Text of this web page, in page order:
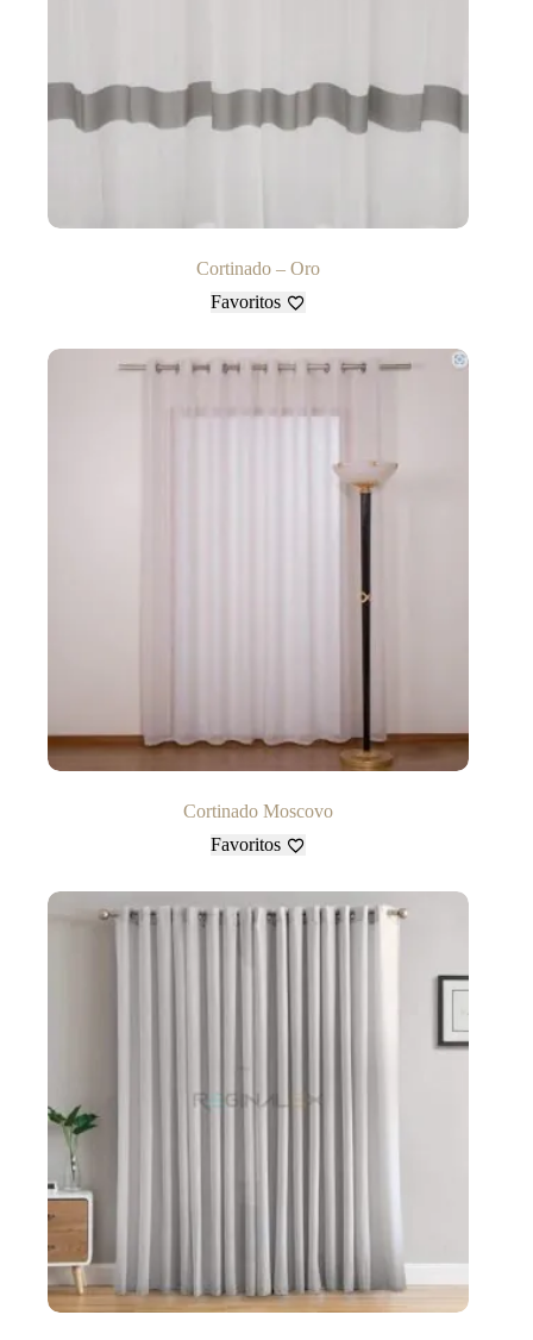
Cortinado – Oro
Favoritos
Cortinado Moscovo
Favoritos